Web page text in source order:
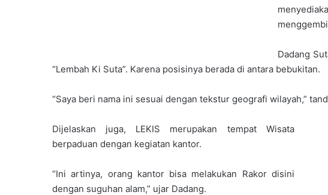
Dadang
“Lembah Ki Suta”. Karena posisinya berada di antara bebukitan.
“Saya beri nama ini sesuai dengan tekstur geografi wilayah,”
Dijelaskan juga, LEKIS merupakan tempat Wisata
berpaduan dengan kegiatan kantor.
“Ini artinya, orang kantor bisa melakukan Rakor disini
dengan suguhan alam,” ujar Dadang.